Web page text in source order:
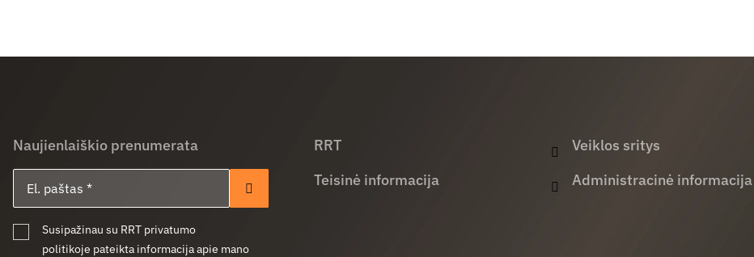
Naujienlaiškio prenumerata
Prenumeruoti
Susipažinau su RRT privatumo
politikoje pateikta informacija apie mano
RRT
Teisinė informacija
Veiklos sritys
Administracinė informacija